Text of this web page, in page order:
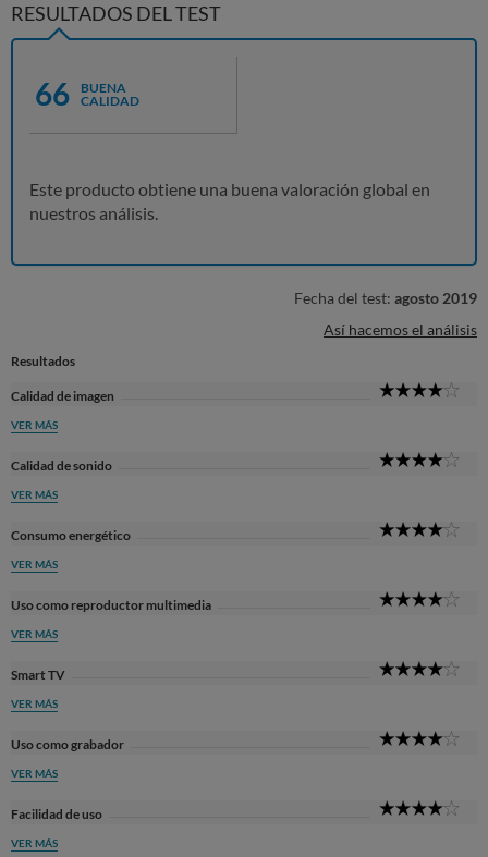
RESULTADOS DEL TEST
66
BUENA
CALIDAD
Este producto obtiene una buena valoración global en
nuestros análisis.
Fecha del test: agosto 2019
Así hacemos el análisis
Resultados
Calidad de imagen
VER MÁS
Calidad de sonido
VER MÁS
Consumo energético
VER MÁS
Uso como reproductor multimedia
VER MÁS
Smart TV
VER MÁS
Uso como grabador
VER MÁS
Facilidad de uso
VER MÁS